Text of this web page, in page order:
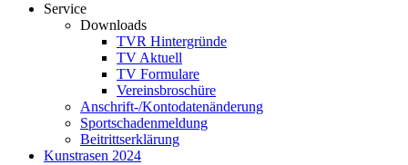
Service
Downloads
TVR Hintergründe
TV Aktuell
TV Formulare
Vereinsbroschüre
Anschrift-/Kontodatenänderung
Sportschadenmeldung
Beitrittserklärung
Kunstrasen 2024